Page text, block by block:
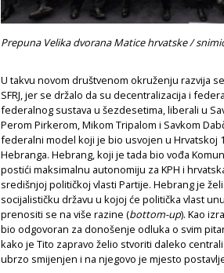
Prepuna Velika dvorana Matice hrvatske /
U takvu novom društvenom okruženju razvija
SFRJ, jer se držalo da su decentralizacija i
federalnog sustava u šezdesetima, liberali u
Perom Pirkerom, Mikom Tripalom i Savkom
federalni model koji je bio usvojen u Hrvatskoj
Hebranga. Hebrang, koji je tada bio vođa
postići maksimalnu autonomiju za KPH i
središnjoj političkoj vlasti Partije. Hebrang je
socijalističku državu u kojoj će politička vlast
prenositi se na više razine (bottom-up). Kao
bio odgovoran za donošenje odluka o svim
kako je Tito zapravo želio stvoriti daleko
ubrzo smijenjen i na njegovo je mjesto